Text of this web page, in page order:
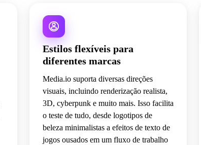
Estilos flexíveis para
diferentes marcas
Media.io suporta diversas direções
visuais, incluindo renderização realista,
3D, cyberpunk e muito mais. Isso facilita
o teste de tudo, desde logotipos de
beleza minimalistas a efeitos de texto de
jogos ousados em um fluxo de trabalho